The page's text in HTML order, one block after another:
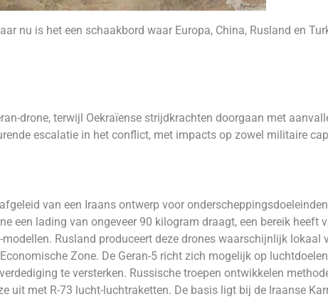
nu is het een schaakbord waar Europa, China, Rusland en
drone, terwijl Oekraïense strijdkrachten doorgaan met
escalatie in het conflict, met impacts op zowel militaire
van een Iraans ontwerp voor
een lading van ongeveer 90 kilogram draagt, een bereik heeft
Rusland produceert deze drones waarschijnlijk lokaal
Zone. De Geran-5 richt zich mogelijk op
te versterken. Russische troepen ontwikkelen
uit met R-73 lucht-luchtraketten. De basis ligt bij de Iraanse